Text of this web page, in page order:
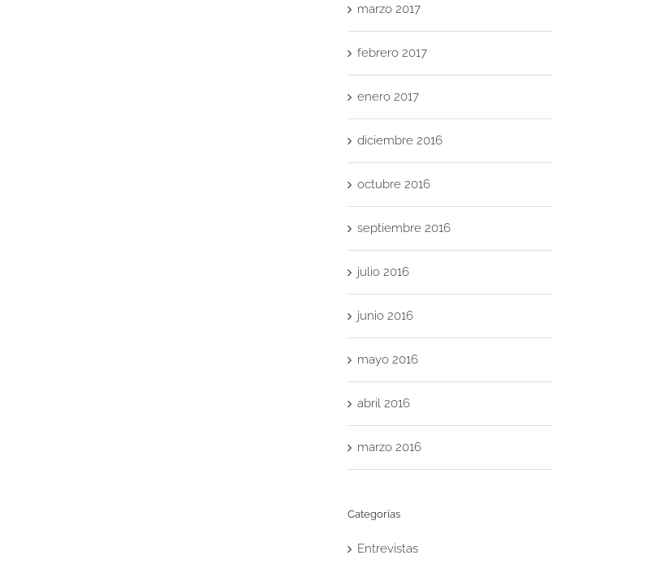
marzo 2017
febrero 2017
enero 2017
diciembre 2016
octubre 2016
septiembre 2016
julio 2016
junio 2016
mayo 2016
abril 2016
marzo 2016
Categorías
Entrevistas